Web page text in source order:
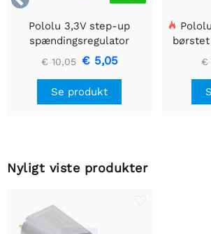
Pololu 3,3V step-up
spændingsregulator
U1V10F3
€ 10,05 € 5,05
Se produkt
€
Nyligt viste produkter